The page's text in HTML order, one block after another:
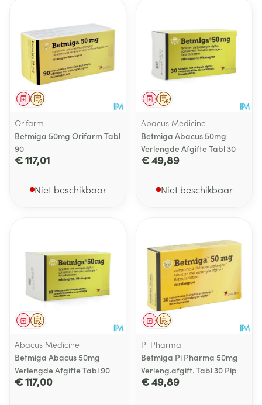
Op voorschrift
Geneesmiddel
Orifarm
Betmiga 50mg Orifarm Tabl
90
€ 117,01
Niet beschikbaar
Op voorschrift
Geneesmiddel
Abacus Medicine
Betmiga Abacus 50mg
Verlengde Afgifte Tabl 30
€ 49,89
Niet beschikbaar
Op voorschrift
Geneesmiddel
Abacus Medicine
Betmiga Abacus 50mg
Verlengde Afgifte Tabl 90
€ 117,00
Op voorschrift
Geneesmiddel
Pi Pharma
Betmiga Pi Pharma 50mg
Verleng.afgift. Tabl 30 Pip
€ 49,89